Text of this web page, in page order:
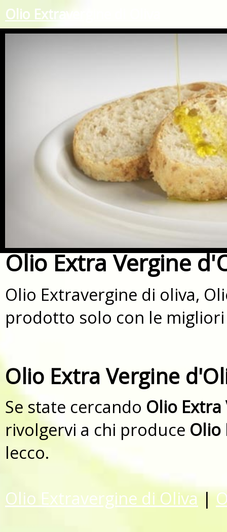
Olio Extravergine di Oliva
Olio Extra Vergine
Olio Extravergine di oliva,
prodotto solo con le
Olio Extra Vergine
Se state cercando Olio
rivolgervi a chi produce Olio
lecco.
Olio Extravergine di Oliva|